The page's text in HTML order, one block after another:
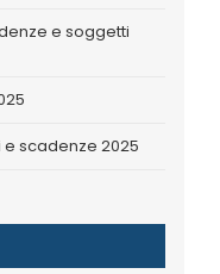
e soggetti
e scadenze 2025